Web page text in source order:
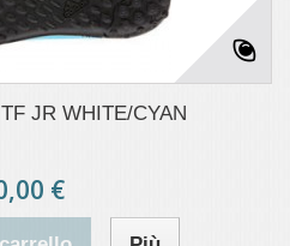
JR WHITE/CYAN
€